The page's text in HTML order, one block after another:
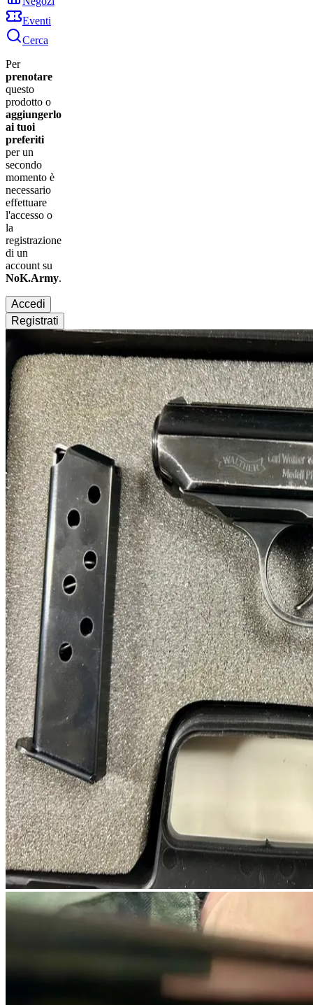
Eventi
Cerca
Per
prenotare
questo
prodotto o
aggiungerlo
ai tuoi
preferiti
per un
secondo
momento è
necessario
effettuare
l'accesso o
la
registrazione
di un
account su
NoK.Army.
Accedi
Registrati